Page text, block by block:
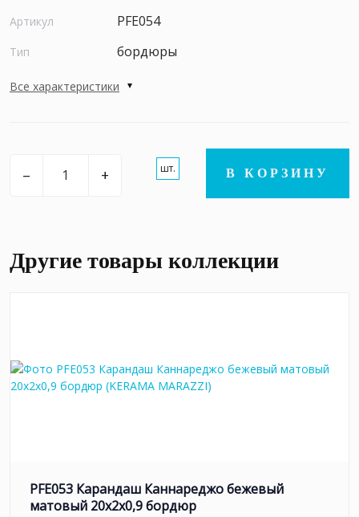
Артикул PFE054
Тип бордюры
Все характеристики
– + шт. В КОРЗИНУ
Другие товары коллекции
PFE053 Карандаш Каннареджо бежевый
матовый 20x2x0,9 бордюр